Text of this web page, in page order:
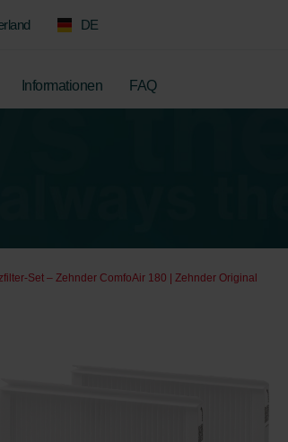
DE
Informationen FAQ
Set – Zehnder ComfoAir 180 | Zehnder Original